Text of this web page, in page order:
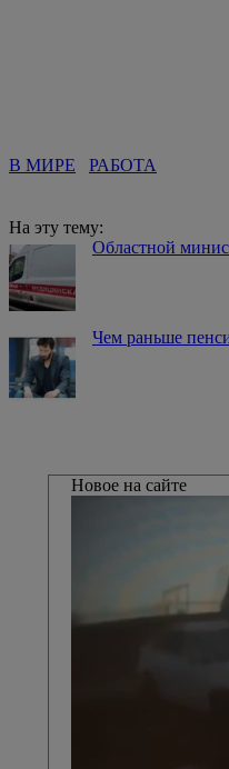
В МИРЕ РАБОТА
На эту тему:
Областной
Чем раньше
Новое на сайте